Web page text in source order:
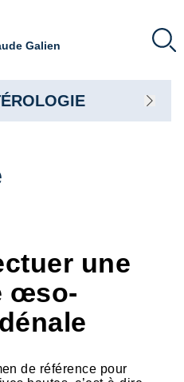
Galien
une
œso-
de référence pour